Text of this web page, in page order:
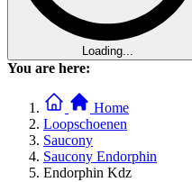
Loading...
You are here:
Home
Loopschoenen
Saucony
Saucony Endorphin
Endorphin Kdz